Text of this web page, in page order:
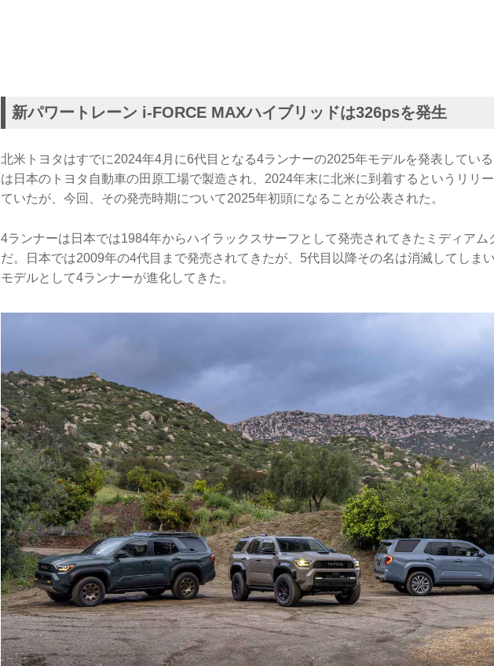
新パワートレーン i-FORCE MAXハイブリッドは326psを発生
北米トヨタはすでに2024年4月に6代目となる4ランナーの2025年モデルを発表してい
は日本のトヨタ自動車の田原工場で製造され、2024年末に北米に到着するというリリ
ていたが、今回、その発売時期について2025年初頭になることが公表された。
4ランナーは日本では1984年からハイラックスサーフとして発売されてきたミディアム
だ。日本では2009年の4代目まで発売されてきたが、5代目以降その名は消滅してしま
モデルとして4ランナーが進化してきた。